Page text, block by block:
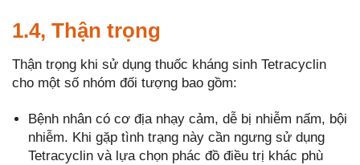
1.4, Thận trọng
Thận trọng khi sử dụng thuốc kháng sinh Tetracyclin
cho một số nhóm đối tượng bao gồm:
Bệnh nhân có cơ địa nhạy cảm, dễ bị nhiễm nấm, bội
nhiễm. Khi gặp tình trạng này cần ngưng sử dụng
Tetracyclin và lựa chọn phác đồ điều trị khác phù